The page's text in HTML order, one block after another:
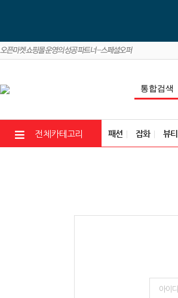
전체카테고리 패션 잡화 뷰티